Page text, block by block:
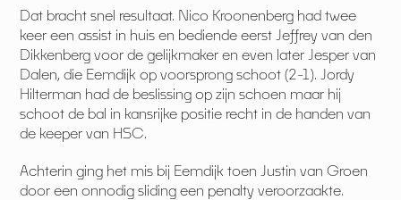
Dat bracht snel resultaat. Nico Kroonenberg had twee
keer een assist in huis en bediende eerst Jeffrey van den
Dikkenberg voor de gelijkmaker en even later Jesper van
Dalen, die Eemdijk op voorsprong schoot (2-1). Jordy
Hilterman had de beslissing op zijn schoen maar hij
schoot de bal in kansrijke positie recht in de handen van
de keeper van HSC.
Achterin ging het mis bij Eemdijk toen Justin van Groen
door een onnodig sliding een penalty veroorzaakte.